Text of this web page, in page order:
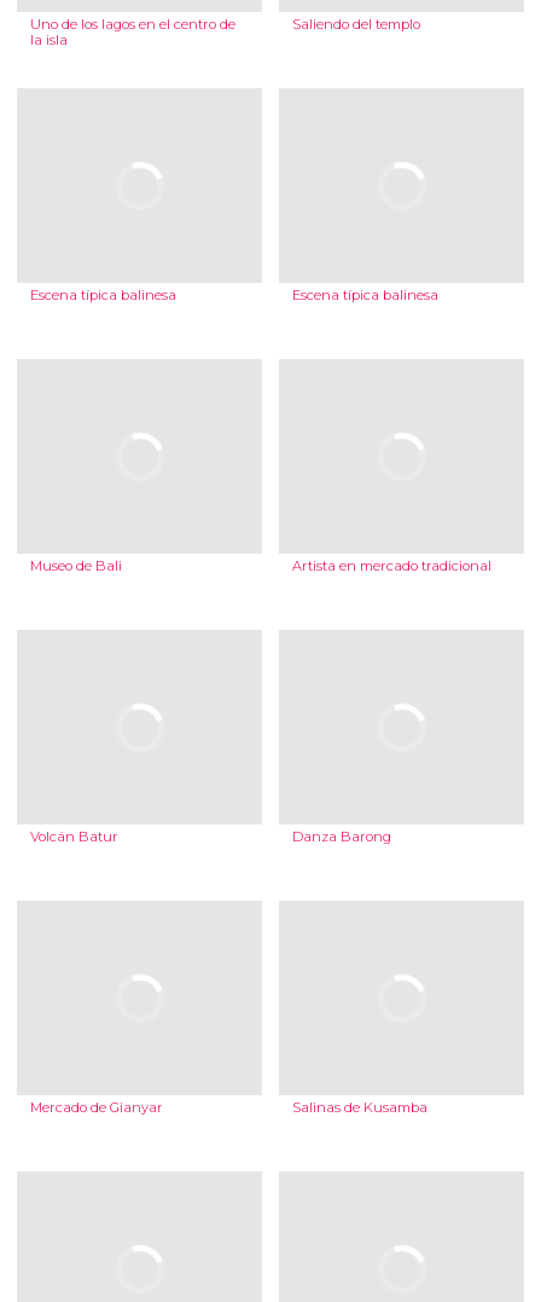
Uno de los lagos en el centro de
la isla
Saliendo del templo
Escena típica balinesa Escena típica balinesa
Museo de Bali Artista en mercado tradicional
Volcán Batur Danza Barong
Mercado de Gianyar Salinas de Kusamba